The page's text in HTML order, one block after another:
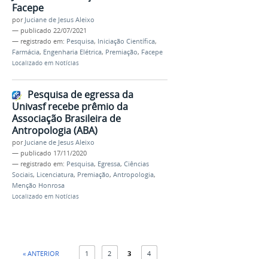
Facepe
por Juciane de Jesus Aleixo
— publicado 22/07/2021
— registrado em: Pesquisa, Iniciação Científica,
Farmácia, Engenharia Elétrica, Premiação, Facepe
Localizado em Notícias
Pesquisa de egressa da
Univasf recebe prêmio da
Associação Brasileira de
Antropologia (ABA)
por Juciane de Jesus Aleixo
— publicado 17/11/2020
— registrado em: Pesquisa, Egressa, Ciências
Sociais, Licenciatura, Premiação, Antropologia,
Menção Honrosa
Localizado em Notícias
« ANTERIOR 1 2 3
4